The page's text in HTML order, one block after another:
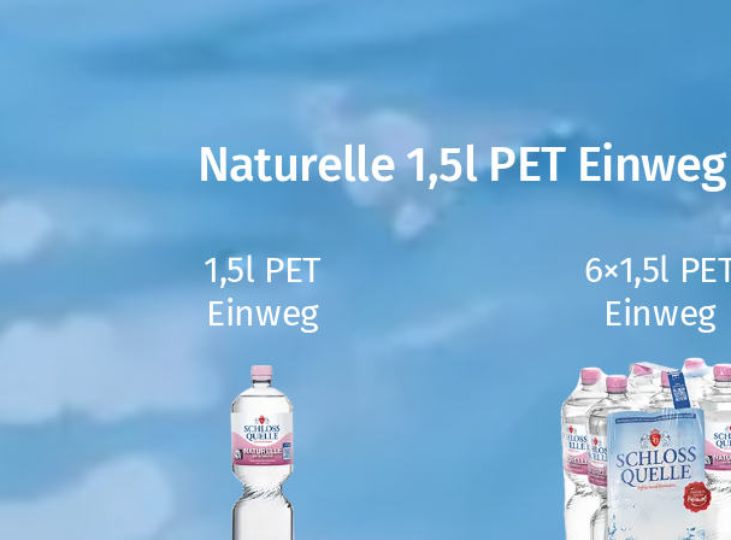
Naturelle 1,5l PET Einweg
1,5l PET
Einweg
6×1,5l
Einweg